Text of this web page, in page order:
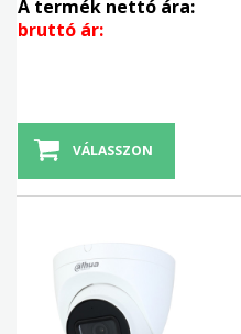
A termék nettó ára:
bruttó ár:
VÁLASSZON